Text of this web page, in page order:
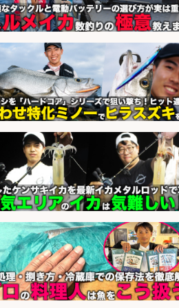
フィッシング用品の「製品開発設
計」
会社名 メガバス株式会社
sponsored by 求人ボックス
精肉・青果・鮮魚販売/「志布志
市」「時給1,150円〜」志布志市内
でお魚のカットや商品の陳列スタッ
フ/車通勤OK×時間選べる×未経験歓
迎/鹿児島県/志布志市
会社名 株式会社ホットスタッフ鹿児島
さらに求人情報を見る